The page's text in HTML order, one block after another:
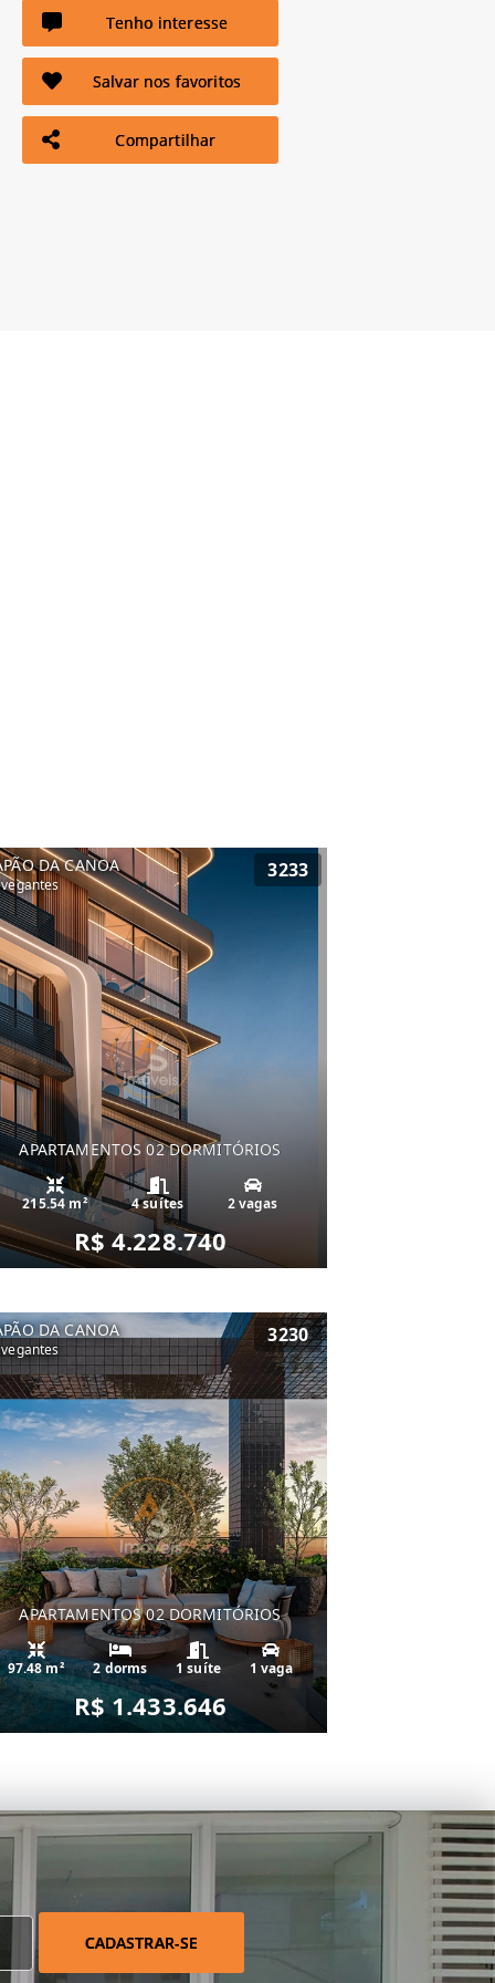
Tenho interesse
Salvar nos favoritos
Compartilhar
DA CANOA 3233
APARTAMENTOS 02 DORMITÓRIOS
215.54 m² 4 suítes 2 vagas
R$ 4.228.740
DA CANOA 3230
APARTAMENTOS 02 DORMITÓRIOS
97.48 m² 2 dorms 1 suíte 1 vaga
R$ 1.433.646
CADASTRAR-SE